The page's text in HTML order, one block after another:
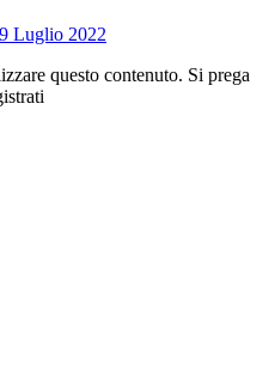
Luglio 2022
questo contenuto. Si prega